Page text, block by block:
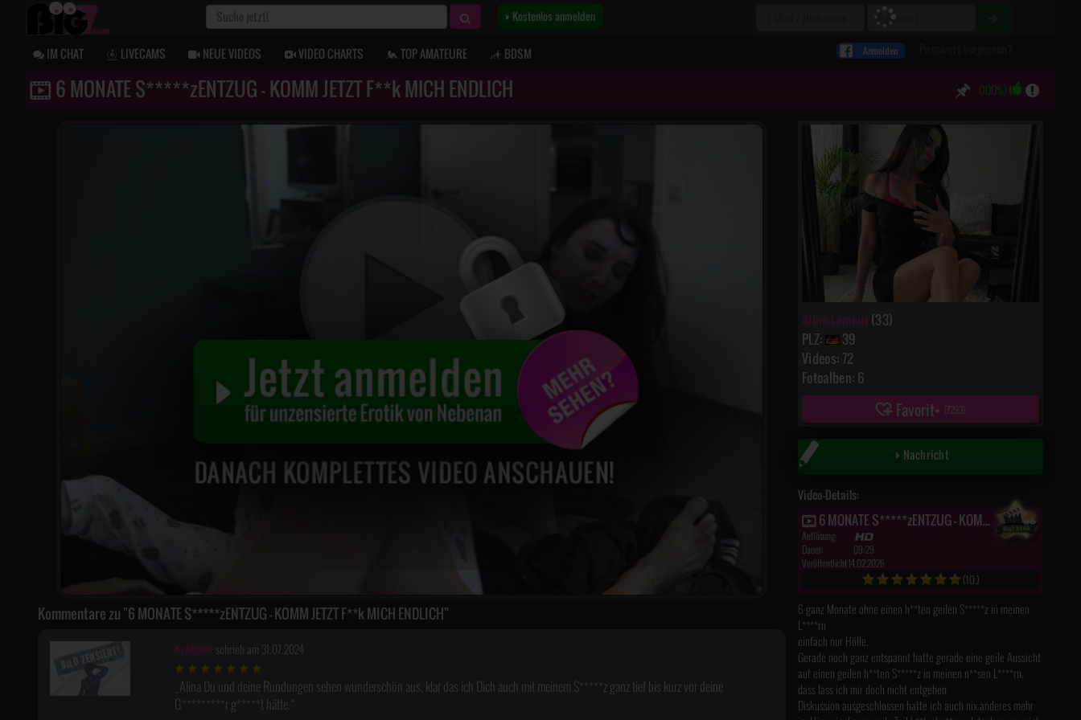
Kostenlos anmelden
Anmelden
IM CHAT LIVECAMS NEUE VIDEOS VIDEO CHARTS TOP AMATEURE BDSM
6 MONATE S*****zENTZUG - KOMM JETZT F**k MICH ENDLICH (100%)
Kommentare zu "6 MONATE S*****zENTZUG - KOMM JETZT F**k MICH ENDLICH"
Krabbler schrieb am 31.07.2024
Alina Du und deine Rundungen sehen wunderschön aus, klar das ich Dich auch mit meinem S*****z ganz tief bis kurz vor deine
G*********r g*****t hätte.
Alina-Lamour(33)
PLZ:
39
Videos: 72
Fotoalben: 6
Favorit (7293)
Nachricht
Video-Details:
6 MONATE S*****zENTZUG - KOMM JETZT F**k MICH ENDLICH
Auflösung:
Dauer:
09:29
Veröffentlicht 14.02.2026
(10)
6 ganz Monate ohne einen h**ten geilen S*****z in meinen
L****rn
einfach nur Hölle.
Gerade noch ganz entspannt hatte gerade eine geile Aussicht
auf einen geilen h**ten S*****z in meinen n**sen L****rn,
dass lass ich mir doch nicht entgehen
Diskussion ausgeschlossen hatte ich auch nix anderes mehr